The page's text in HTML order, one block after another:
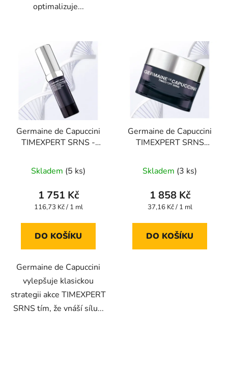
optimalizuje...
Germaine de Capuccini
TIMEXPERT SRNS -
OČNÍ OKOLÍ 15 ml
Skladem (5 ks)
1 751 Kč
Měrná
116,73 Kč / 1 ml
DO KOŠÍKU
Germaine de Capuccini
vylepšuje klasickou
strategii akce TIMEXPERT
SRNS tím, že vnáší sílu...
Germaine de Capuccini
TIMEXPERT SRNS
Cream -Denní KRÉM
PRO INTENZIVNÍ
OBNOVU PLETI 50 ml
Skladem (3 ks)
1 858 Kč
Měrná
37,16 Kč / 1 ml
DO KOŠÍKU